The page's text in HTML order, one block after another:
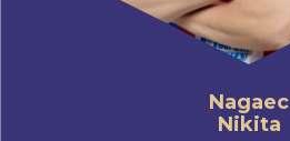
Nagaec
Nikita